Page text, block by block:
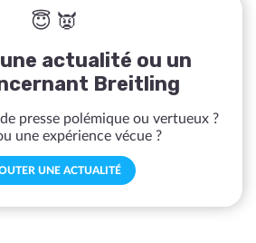
😇 👿
actualité ou un
Breitling
presse polémique ou vertueux ?
une expérience vécue ?
UNE ACTUALITÉ